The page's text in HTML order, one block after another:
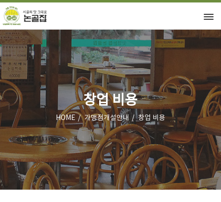
창업 비용
HOME 가맹점개설안내 창업 비용